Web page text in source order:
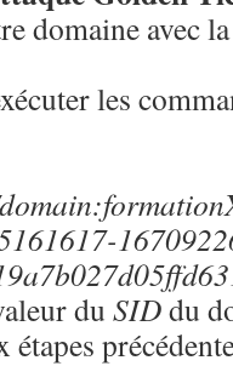
domaine avec
les
du SIDdu